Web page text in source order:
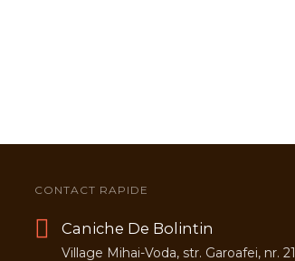
CONTACT RAPIDE
Caniche De Bolintin
Village Mihai-Voda, str. Garoafei, nr. 21